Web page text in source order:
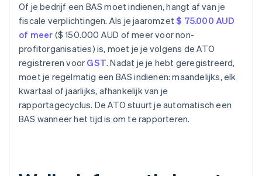
Of je bedrijf een BAS moet indienen, hangt af van je
fiscale verplichtingen. Als je jaaromzet$ 75.000 AUD
of meer ($ 150.000 AUD of meer voor non-
profitorganisaties) is, moet je je volgens de ATO
registreren voor GST. Nadat je je hebt geregistreerd,
moet je regelmatig een BAS indienen: maandelijks, elk
kwartaal of jaarlijks, afhankelijk van je
rapportagecyclus. De ATO stuurt je automatisch een
BAS wanneer het tijd is om te rapporteren.